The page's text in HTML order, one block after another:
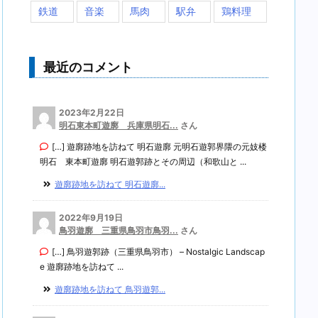
鉄道 音楽 馬肉 駅弁 鶏料理
最近のコメント
2023年2月22日
明石東本町遊廓 兵庫県明石... さん
[…] 遊廓跡地を訪ねて 明石遊廓 元明石遊郭界隈の元妓楼
明石 東本町遊廓 明石遊郭跡とその周辺（和歌山と ...
遊廓跡地を訪ねて 明石遊廓...
2022年9月19日
鳥羽遊廓 三重県鳥羽市鳥羽... さん
[…] 鳥羽遊郭跡（三重県鳥羽市） – Nostalgic Landscap
e 遊廓跡地を訪ねて ...
遊廓跡地を訪ねて 鳥羽遊郭...